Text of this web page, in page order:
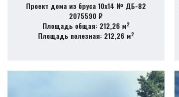
Проект дома из бруса 10х14 № ДБ-82
2075590 ₽
Площадь общая: 212,26 м2
Площадь полезная: 212,26 м2